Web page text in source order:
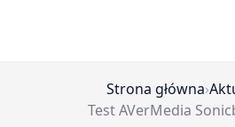
Strona główna›
Test AVerMedia